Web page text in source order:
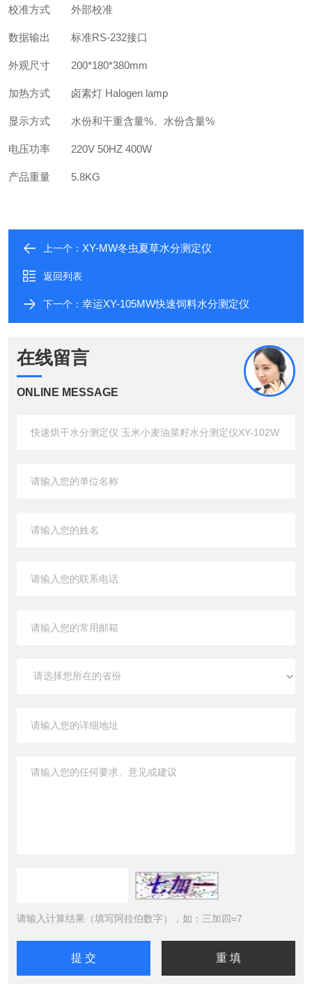
校准方式 外部校准
数据输出 标准RS-232接口
外观尺寸 200*180*380mm
加热方式 卤素灯 Halogen lamp
显示方式 水份和干重含量%、水份含量%
电压功率 220V 50HZ 400W
产品重量 5.8KG
上一个： XY-MW冬虫夏草水分测定仪
返回列表
下一个： 幸运XY-105MW快速饲料水分测定仪
在线留言
ONLINE MESSAGE
请输入计算结果（填写阿拉伯数字），如：三加四=7